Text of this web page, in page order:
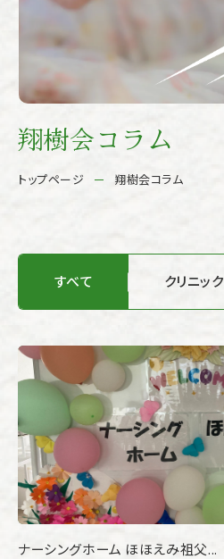
翔樹会コラム
トップページ 翔樹会コラム
すべて クリニック
ナーシングホーム ほほえみ祖父...